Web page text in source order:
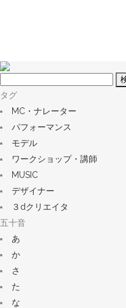
リ
ー
ワ
ー
ド
タグ
MC・ナレーター
パフォーマンス
モデル
ワークショップ・講師
MUSIC
デザイナー
３dクリエイタ
五十音
あ
か
さ
た
な